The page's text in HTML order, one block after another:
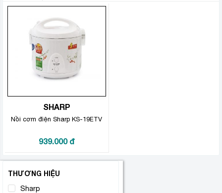
SHARP
Nồi cơm điện Sharp KS-19ETV
939.000 đ
THƯƠNG HIỆU
Sharp